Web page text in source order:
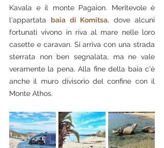
Kavala e il monte Pagaion. Meritevole è
l'appartata baia di Komitsa, dove alcuni
fortunati vivono in riva al mare nelle loro
casette e caravan. Si arriva con una strada
sterrata non ben segnalata, ma ne vale
veramente la pena. Alla fine della baia c'è
anche il muro divisorio del confine con il
Monte Athos.